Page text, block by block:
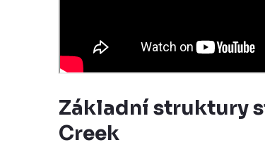
Základní struktury
Creek